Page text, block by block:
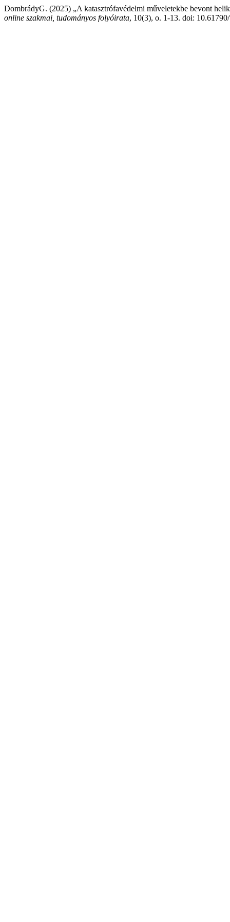
DombrádyG. (2025) „A katasztrófavédelmi műveletekbe bevont
online szakmai, tudományos folyóirata, 10(3), o. 1-13. doi: